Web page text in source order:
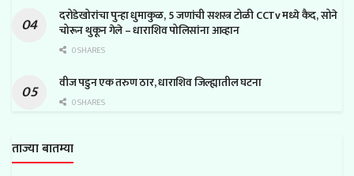
दरोडेखोरांचा पुन्हा धुमाकुळ, 5 जणांची सशस्त्र टोळी CCTv मध्ये कैद, सोने
चोरून थुकून गेले – धाराशिव पोलिसांना आव्हान
0 SHARES
वीज पडुन एक तरुण ठार, धाराशिव जिल्ह्यातील घटना
0 SHARES
ताज्या बातम्या